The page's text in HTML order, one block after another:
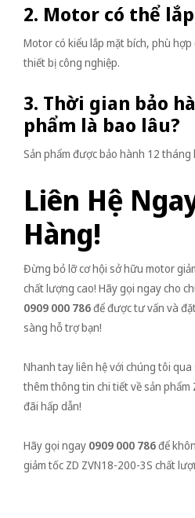
2. Motor có thể
Motor có kiểu lắp mặt bích, phù
thiết bị công nghiệp.
3. Thời gian bảo
phẩm là bao lâu?
Sản phẩm được bảo hành 12 tháng
Liên Hệ
Hàng!
Đừng bỏ lỡ cơ hội sở hữu motor
chất lượng cao! Hãy gọi ngay cho
0909 000 786để được tư vấn và
sàng hỗ trợ bạn!
Nhanh tay liên hệ với chúng tôi qua
thêm thông tin chi tiết về sản phẩm
đãi hấp dẫn!
Hãy gọi ngay 0909 000 786để
giảm tốc ZD ZVN18-200-3S chất